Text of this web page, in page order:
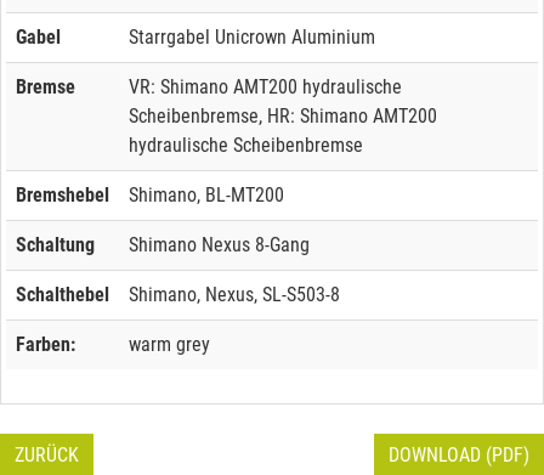
Gabel Starrgabel Unicrown Aluminium
Bremse
VR: Shimano AMT200 hydraulische
Scheibenbremse, HR: Shimano AMT200
hydraulische Scheibenbremse
Bremshebel Shimano, BL-MT200
Schaltung Shimano Nexus 8-Gang
Schalthebel Shimano, Nexus, SL-S503-8
Farben: warm grey
ZURÜCK DOWNLOAD (PDF)